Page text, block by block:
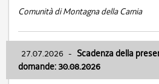
Comunità di Montagna della Carnia
27.07.2026 - Scadenza della
domande: 30.08.2026